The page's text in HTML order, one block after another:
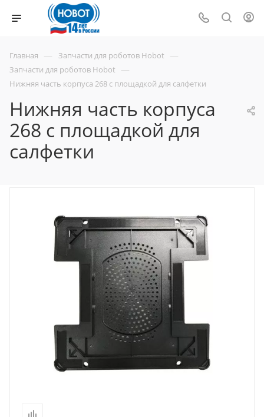
Главная — Запчасти для роботов Hobot —
Запчасти для роботов Hobot —
Нижняя часть корпуса 268 с площадкой для салфетки
Нижняя часть корпуса
268 с площадкой для
салфетки